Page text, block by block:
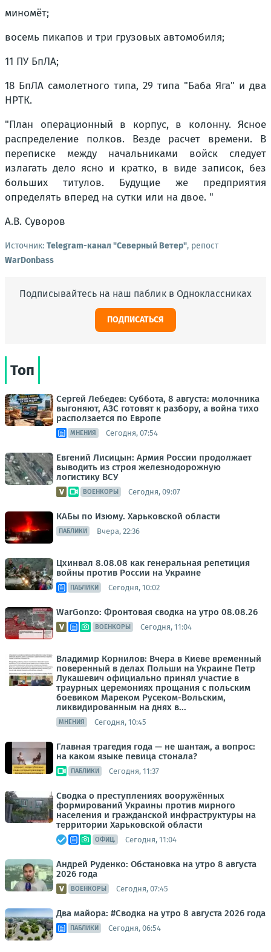
миномёт;
восемь пикапов и три грузовых автомобиля;
11 ПУ БпЛА;
18 БпЛА самолетного типа, 29 типа "Баба Яга" и два
НРТК.
"План операционный в корпус, в колонну. Ясное
распределение полков. Везде расчет времени. В
переписке между начальниками войск следует
излагать дело ясно и кратко, в виде записок, без
больших титулов. Будущие же предприятия
определять вперед на сутки или на двое. "
А.В. Суворов
Источник: Telegram-канал "Северный Ветер", репост
WarDonbass
Подписывайтесь на наш паблик в Одноклассниках
ПОДПИСАТЬСЯ
Топ
Сергей Лебедев: Суббота, 8 августа: молочника
выгоняют, АЗС готовят к разбору, а война тихо
расползается по Европе
МНЕНИЯ Сегодня, 07:54
Евгений Лисицын: Армия России продолжает
выводить из строя железнодорожную
логистику ВСУ
ВОЕНКОРЫ Сегодня, 09:07
КАБы по Изюму. Харьковской области
ПАБЛИКИ Вчера, 22:36
Цхинвал 8.08.08 как генеральная репетиция
войны против России на Украине
ПАБЛИКИ Сегодня, 10:02
WarGonzo: Фронтовая сводка на утро 08.08.26
ВОЕНКОРЫ Сегодня, 11:04
Владимир Корнилов: Вчера в Киеве временный
поверенный в делах Польши на Украине Петр
Лукашевич официально принял участие в
траурных церемониях прощания с польским
боевиком Мареком Русеком-Вольским,
ликвидированным на днях в...
МНЕНИЯ Сегодня, 10:45
Главная трагедия года — не шантаж, а вопрос:
на каком языке певица стонала?
ПАБЛИКИ Сегодня, 11:37
Сводка о преступлениях вооружённых
формирований Украины против мирного
населения и гражданской инфраструктуры на
территории Харьковской области
ОФИЦ. Сегодня, 11:04
Андрей Руденко: Обстановка на утро 8 августа
2026 года
ВОЕНКОРЫ Сегодня, 07:45
Два майора: #Сводка на утро 8 августа 2026 года
ПАБЛИКИ Сегодня, 06:54